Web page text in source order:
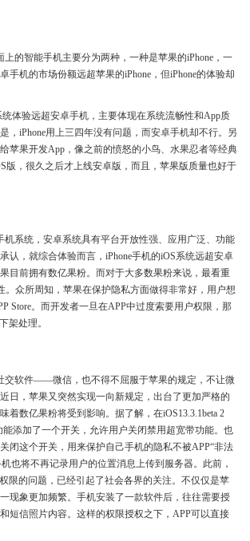
上的智能手机主要分为两种，一种是苹果的iPhone，一
手机的市场份额远超苹果的iPhone，但iPhone的体验却
统体验远超安卓手机，主要体现在系统流畅性和App质
，iPhone用上三四年没有问题，而安卓手机却不行。另
苹果开发App，像之前的愤怒的小鸟、水果忍者等经典
版，很久之后才上线安卓版，而且，苹果版质量也好于
机系统，安卓系统具有平台开放性强、应用广泛、功能
认，就综合体验而言，iPhone手机的iOS系统远超安卓
目前拥有数亿果粉。而对于大多数果粉来说，最看重
。众所周知，苹果在保护隐私方面做得非常好，用户想
Store。而开发者一旦在APP中过度索要用户权限，那
架处理。
交软件——微信，也不得不屈服于苹果的规定，不让微
日，苹果又突然实现一向新规定，出台了更加严格的
着数亿果粉将受到影响。据了解，在iOS13.3.1beta 2
添加了一个开关，允许用户关闭禁用超宽带功能。也
闭这个开关，用来保护自己手机的隐私不被APP“非法
也将不再记录用户的位置消息上传到服务器。此前，
限的问题，已经引起了社会各界的关注。不仅仅是苹
现象更加频繁。手机安装了一款软件后，往往需要授
短信照片内容。这样的权限授权之下，APP可以直接